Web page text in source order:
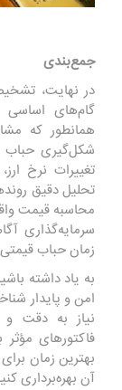
جمع‌بندی
در نهایت،
گام‌های اساسی
همانطور که
شکل‌گیری حباب
تغییرات نرخ
تحلیل دقیق
محاسبه قیمت
سرمایه‌گذاری
زمان حباب
به یاد داشته
امن و پایدار
نیاز به دقت
فاکتورهای
بهترین زمان
آن بهره‌برداری